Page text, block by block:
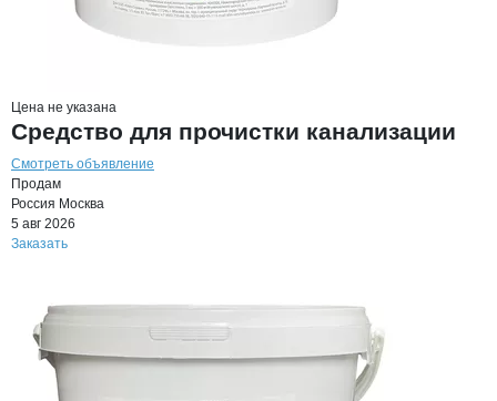
Цена не указана
Средство для прочистки канализации
Смотреть объявление
Продам
Россия Москва
5 авг 2026
Заказать